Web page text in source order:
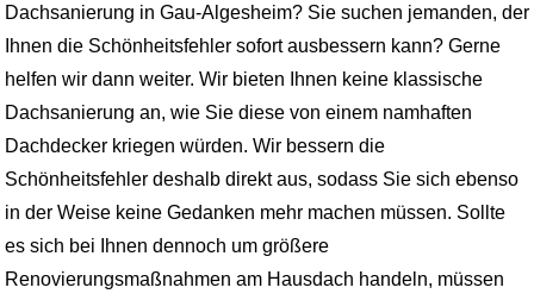
Dachsanierung in Gau-Algesheim? Sie suchen jemanden, der
Ihnen die Schönheitsfehler sofort ausbessern kann? Gerne
helfen wir dann weiter. Wir bieten Ihnen keine klassische
Dachsanierung an, wie Sie diese von einem namhaften
Dachdecker kriegen würden. Wir bessern die
Schönheitsfehler deshalb direkt aus, sodass Sie sich ebenso
in der Weise keine Gedanken mehr machen müssen. Sollte
es sich bei Ihnen dennoch um größere
Renovierungsmaßnahmen am Hausdach handeln, müssen